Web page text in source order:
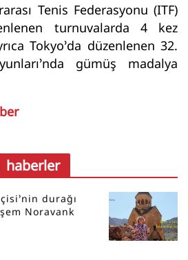
Tenis Federasyonu (ITF)
turnuvalarda 4 kez
Tokyo’da düzenlenen 32.
gümüş madalya
haberler
durağı
Noravank